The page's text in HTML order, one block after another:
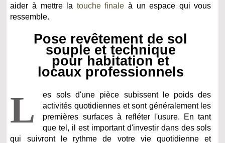
aider à mettre la touche finale à un espace qui vous
ressemble.
Pose revêtement de sol
souple et technique
pour habitation et
locaux professionnels
L
es sols d'une pièce subissent le poids des
activités quotidiennes et sont généralement les
premières surfaces à refléter l'usure. En tant
que tel, il est important d'investir dans des sols
qui suivront le rythme de votre vie quotidienne et